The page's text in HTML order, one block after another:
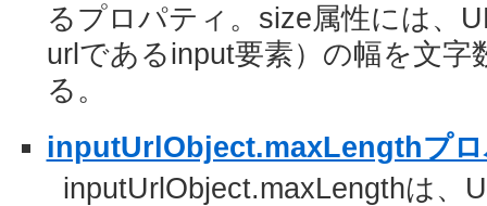
るプロパティ。size属性には、
urlであるinput要素）の幅を文
る。
inputUrlObject.maxLengthプ
inputUrlObject.maxLengthは、